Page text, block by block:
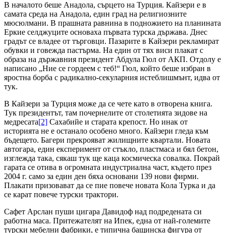
В началото беше Анадола, сърцето на Турция. Кайзери е в
самата среда на Анадола, един град на религиозните
мюсюлмани. В прашната равнина в подножието на планината
Еркие селджуците основаха първата турска държава. Днес
градът се владее от търговци. Пазарите в Кайзери рекламират
обувки и говежда пастърма. На един от тях виси плакат с
образа на държавния президент Абдула Гюл от АКП. Отдолу е
написано „Ние се гордеем с теб!“ Гюл, който беше избран в
яростна борба с радикално-секуларния истеблишмънт, идва от
тук.
В Кайзери за Турция може да се чете като в отворена книга.
Тук президентът, там почернелите от столетията зидове на
медресата[2] Сахабийе и старата крепост. Но инак от
историята не е останало особено много. Кайзери гледа към
бъдещето. Багери прекрояват жилищните квартали. Новата
автогара, един експеримент от стъкло, пластмаса и бял бетон,
изглежда така, сякаш тук ще каца космическа совалка. Покрай
гарата се отива в огромната индустриална част, където през
2004 г. само за един ден бяха основани 139 нови фирми.
Плакати призовават да се пие повече новата Кола Турка и да
се карат повече турски трактори.
Сафет Арслан пуши цигара Давидоф над подредената си
работна маса. Притежателят на Ипек, една от най-големите
турски мебелни фабрики, е типична бащинска фигура от